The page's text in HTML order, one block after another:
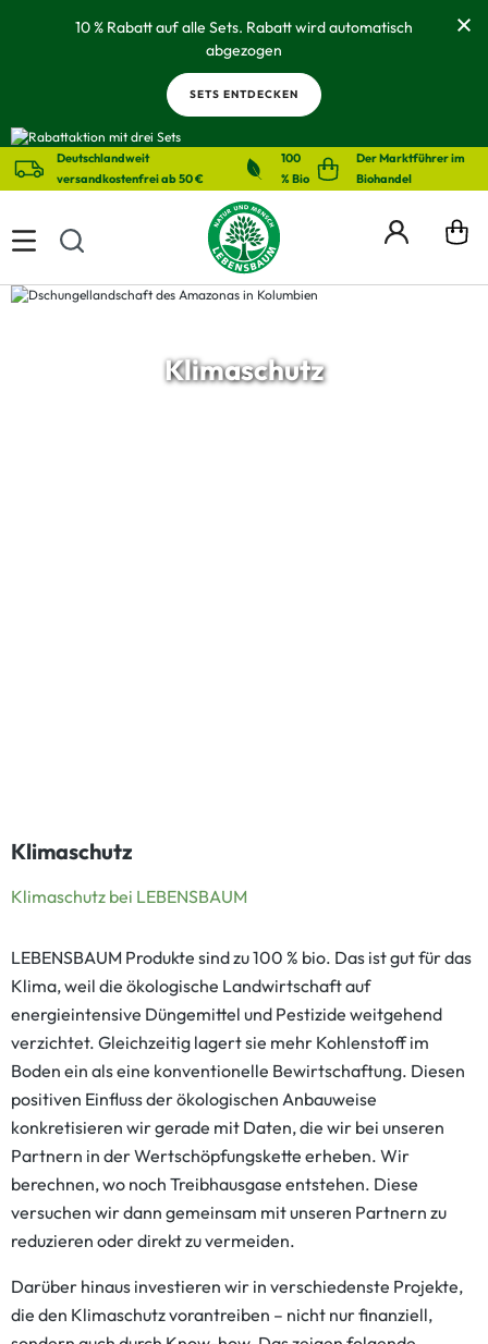
springen10 % Rabatt auf alle Sets. Rabatt wird automatisch
abgezogen
SETS ENTDECKEN
Deutschlandweit
versandkostenfrei ab 50 €
100
% Bio
Der Marktführer im
Biohandel
Klimaschutz
Klimaschutz
Klimaschutz bei LEBENSBAUM
LEBENSBAUM Produkte sind zu 100 % bio. Das ist gut für das
Klima, weil die ökologische Landwirtschaft auf
energieintensive Düngemittel und Pestizide weitgehend
verzichtet. Gleichzeitig lagert sie mehr Kohlenstoff im
Boden ein als eine konventionelle Bewirtschaftung. Diesen
positiven Einfluss der ökologischen Anbauweise
konkretisieren wir gerade mit Daten, die wir bei unseren
Partnern in der Wertschöpfungskette erheben. Wir
berechnen, wo noch Treibhausgase entstehen. Diese
versuchen wir dann gemeinsam mit unseren Partnern zu
reduzieren oder direkt zu vermeiden.
Darüber hinaus investieren wir in verschiedenste Projekte,
die den Klimaschutz vorantreiben – nicht nur finanziell,